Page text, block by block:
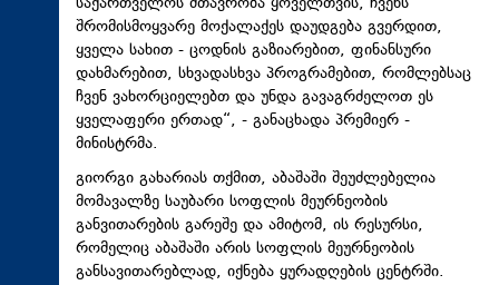
შრომისმოყვარე მოქალაქეს დაუდგება გვერდით,
ყველა სახით - ცოდნის გაზიარებით, ფინანსური
დახმარებით, სხვადასხვა პროგრამებით, რომლებსაც
ჩვენ ვახორციელებთ და უნდა გავაგრძელოთ ეს
ყველაფერი ერთად“, - განაცხადა პრემიერ -
მინისტრმა.
გიორგი გახარიას თქმით, აბაშაში შეუძლებელია
მომავალზე საუბარი სოფლის მეურნეობის
განვითარების გარეშე და ამიტომ, ის რესურსი,
რომელიც აბაშაში არის სოფლის მეურნეობის
განსავითარებლად, იქნება ყურადღების ცენტრში.